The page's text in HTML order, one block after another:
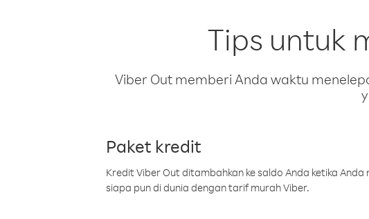
Tips untuk
Viber Out memberi Anda waktu
Paket kredit
Kredit Viber Out ditambahkan ke saldo Anda ketika
siapa pun di dunia dengan tarif murah Viber.